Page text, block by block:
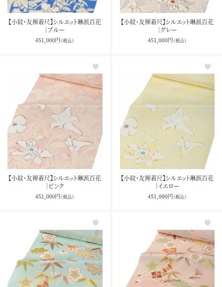
【小紋・友禅着尺】シルエット琳派百花
｜ブルー
451,000円 （税込）
【小紋・友禅着尺】シルエット琳派百花
｜グレー
451,000円 （税込）
【小紋・友禅着尺】シルエット琳派百花
｜ピンク
451,000円 （税込）
【小紋・友禅着尺】シルエット琳派百花
｜イエロー
451,000円 （税込）